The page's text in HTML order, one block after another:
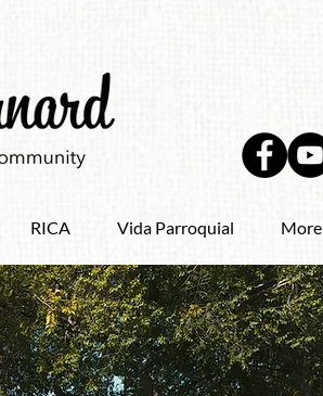
RICA Vida Parroquial More